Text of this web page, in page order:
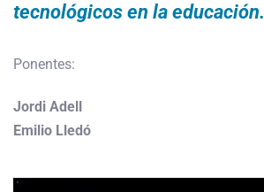
tecnológicos en la educación.
Ponentes:
Jordi Adell
Emilio Lledó